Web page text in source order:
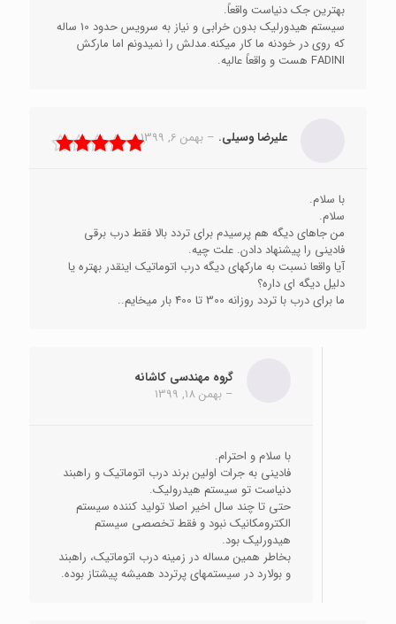
بهترین جک دنیاست واقعاً.
سیستم هیدورلیک بدون خرابی و نیاز به سرویس حدود 10 ساله
که روی در خودنه ما کار میکنه.مدلش را نمیدونم اما مارکش
FADINI هست و واقعاً عالیه.
علیرضا وسیلی. – بهمن 6, 1399
با سلام.
سلام.
من جاهای دیگه هم پرسیدم برای تردد بالا فقط درب برقی
فادینی را پیشنهاد دادن. علت چیه.
آیا واقعا نسبت به مارکهای دیگه درب اتوماتیک اینقدر بهتره یا
دلیل دیگه ای داره؟
ما برای درب با تردد روزانه 300 تا 400 بار میخایم..
گروه مهندسی کاشانه
– بهمن 18, 1399
با سلام و احترام.
فادینی به جرات اولین برند درب اتوماتیک و راهبند
دنیاست تو سیستم هیدرولیک.
حتی تا چند سال اخیر اصلا تولید کننده سیستم
الکترومکانیک نبود و فقط تخصصی سیستم
هیدورلیک بود.
بخاطر همین مساله در زمینه درب اتوماتیک، راهبند
و بولارد در سیستمهای پرتردد همیشه پیشتاز بوده.